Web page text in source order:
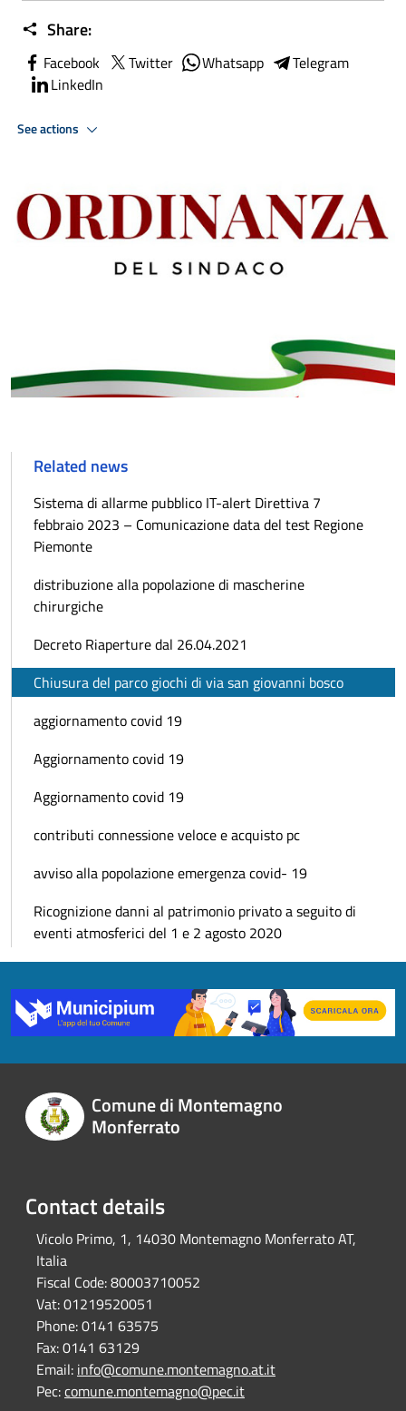
Share:
Facebook Twitter Whatsapp
Telegram
LinkedIn
See actions
Related news
Sistema di allarme pubblico IT-alert Direttiva 7
febbraio 2023 – Comunicazione data del test Regione
Piemonte
distribuzione alla popolazione di mascherine
chirurgiche
Decreto Riaperture dal 26.04.2021
Chiusura del parco giochi di via san giovanni bosco
aggiornamento covid 19
Aggiornamento covid 19
Aggiornamento covid 19
contributi connessione veloce e acquisto pc
avviso alla popolazione emergenza covid- 19
Ricognizione danni al patrimonio privato a seguito di
eventi atmosferici del 1 e 2 agosto 2020
Comune di Montemagno
Monferrato
Contact details
Vicolo Primo, 1, 14030 Montemagno Monferrato AT,
Italia
Fiscal Code:80003710052
Vat:01219520051
Phone:0141 63575
Fax:0141 63129
Email: info@comune.montemagno.at.it
Pec:comune.montemagno@pec.it